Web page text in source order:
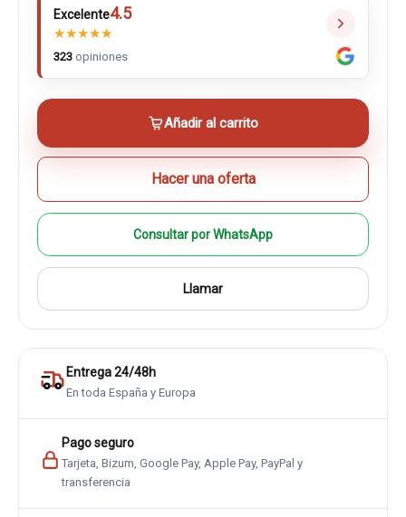
Excelente4.5
★★★★★
323 opiniones
Añadir al carrito
Hacer una oferta
Consultar por WhatsApp
Llamar
Entrega 24/48h
En toda España y Europa
Pago seguro
Tarjeta, Bizum, Google Pay, Apple Pay, PayPal y
transferencia